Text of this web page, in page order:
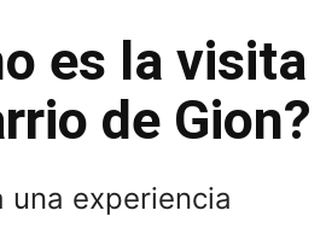
es la visita
de Gion?
una experiencia